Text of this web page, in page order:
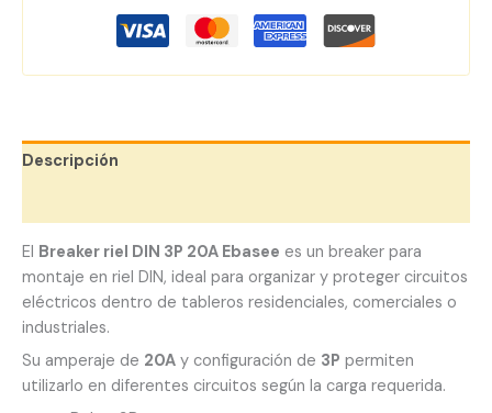
Descripción
El Breaker riel DIN 3P 20A Ebasee es un breaker para
montaje en riel DIN, ideal para organizar y proteger circuitos
eléctricos dentro de tableros residenciales, comerciales o
industriales.
Su amperaje de 20A y configuración de 3P permiten
utilizarlo en diferentes circuitos según la carga requerida.